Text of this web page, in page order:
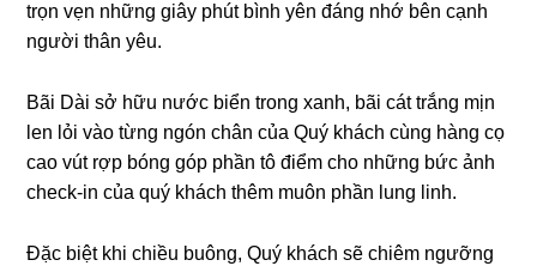
trọn vẹn những giây phút bình yên đáng nhớ bên cạnh
người thân yêu.
Bãi Dài sở hữu nước biển trong xanh, bãi cát trắng mịn
len lỏi vào từng ngón chân của Quý khách cùng hàng cọ
cao vút rợp bóng góp phần tô điểm cho những bức ảnh
check-in của quý khách thêm muôn phần lung linh.
Đặc biệt khi chiều buông, Quý khách sẽ chiêm ngưỡng